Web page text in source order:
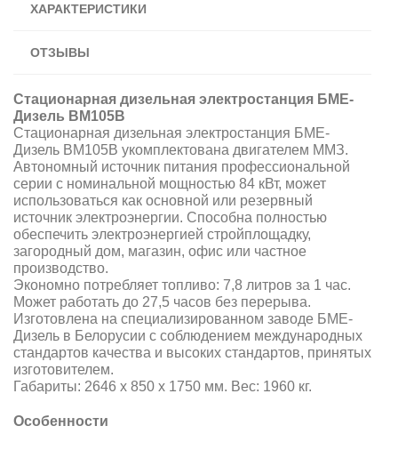
ХАРАКТЕРИСТИКИ
ОТЗЫВЫ
Стационарная дизельная электростанция БМЕ-
Дизель BM105B
Стационарная дизельная электростанция БМЕ-
Дизель BM105B укомплектована двигателем ММЗ.
Автономный источник питания профессиональной
серии с номинальной мощностью 84 кВт, может
использоваться как основной или резервный
источник электроэнергии. Способна полностью
обеспечить электроэнергией стройплощадку,
загородный дом, магазин, офис или частное
производство.
Экономно потребляет топливо: 7,8 литров за 1 час.
Может работать до 27,5 часов без перерыва.
Изготовлена на специализированном заводе БМЕ-
Дизель в Белорусии с соблюдением международных
стандартов качества и высоких стандартов, принятых
изготовителем.
Габариты: 2646 х 850 х 1750 мм. Вес: 1960 кг.
Особенности